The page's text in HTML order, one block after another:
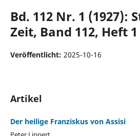
Bd. 112 Nr. 1 (1927):
Zeit, Band 112, Heft 1
Veröffentlicht: 2025-10-16
Artikel
Der heilige Franziskus von Assisi